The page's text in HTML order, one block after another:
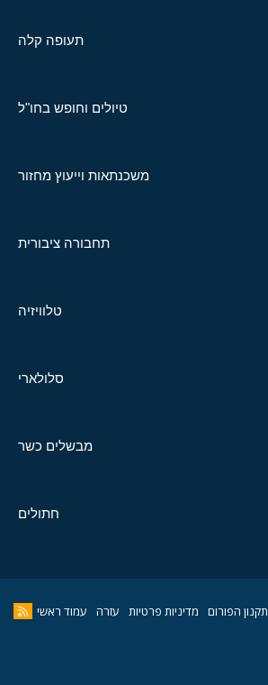
תעופה קלה
טיולים וחופש בחו"ל
משכנתאות וייעוץ מחזור
תחבורה ציבורית
טלוויזיה
סלולארי
מבשלים כשר
חתולים
תקנון הפורום מדיניות פרטיות עזרה עמוד ראשי